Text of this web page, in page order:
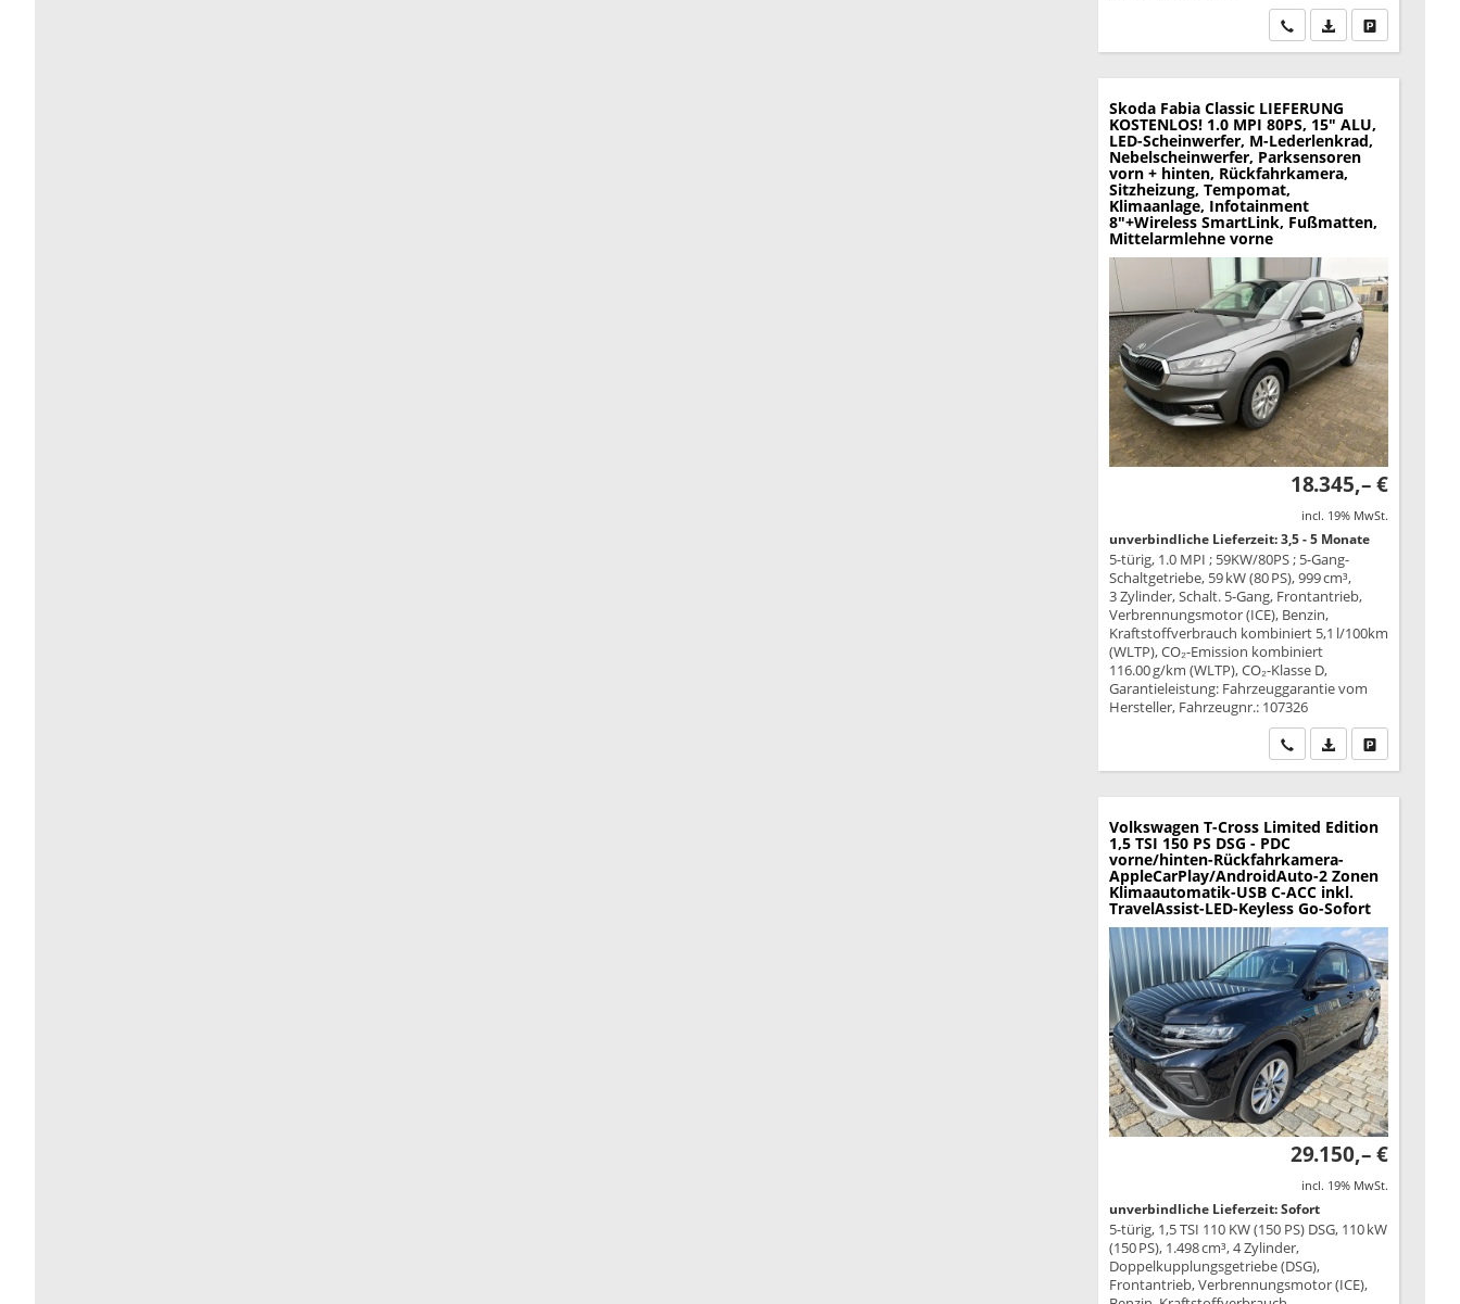
Wir rufen Sie an
PDF-Datei,Drucken,
Skoda Fabia Classic LIEFERUNG
KOSTENLOS! 1.0 MPI 80PS, 15" ALU,
LED-Scheinwerfer, M-Lederlenkrad,
Nebelscheinwerfer, Parksensoren
vorn + hinten, Rückfahrkamera,
Sitzheizung, Tempomat,
Klimaanlage, Infotainment
8"+Wireless SmartLink, Fußmatten,
Mittelarmlehne vorne
18.345,– €
incl. 19% MwSt.
unverbindliche Lieferzeit: 3,5 - 5 Monate
5-türig, 1.0 MPI ; 59KW/80PS ; 5-Gang-
Schaltgetriebe, 59 kW (80 PS), 999 cm³,
3 Zylinder, Schalt. 5-Gang, Frontantrieb,
Verbrennungsmotor (ICE), Benzin,
Kraftstoffverbrauch kombiniert 5,1 l/100km
(WLTP), CO₂-Emission kombiniert
116.00 g/km (WLTP), CO₂-Klasse D,
Garantieleistung: Fahrzeuggarantie vom
Hersteller, Fahrzeugnr.: 107326
Wir rufen Sie an
PDF-Datei,Drucken,
Volkswagen T-Cross Limited Edition
1,5 TSI 150 PS DSG - PDC
vorne/hinten-Rückfahrkamera-
AppleCarPlay/AndroidAuto-2 Zonen
Klimaautomatik-USB C-ACC inkl.
TravelAssist-LED-Keyless Go-Sofort
29.150,– €
incl. 19% MwSt.
unverbindliche Lieferzeit: Sofort
5-türig, 1,5 TSI 110 KW (150 PS) DSG, 110 kW
(150 PS), 1.498 cm³, 4 Zylinder,
Doppelkupplungsgetriebe (DSG),
Frontantrieb, Verbrennungsmotor (ICE),